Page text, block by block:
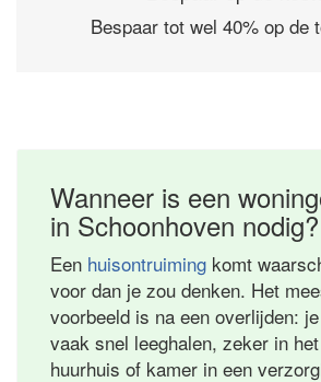
Bespaar tot wel 40% op de
Wanneer is een
in Schoonhoven nodig?
Een huisontruiming komt
voor dan je zou denken. Het
voorbeeld is na een overlijden:
vaak snel leeghalen, zeker in
huurhuis of kamer in een